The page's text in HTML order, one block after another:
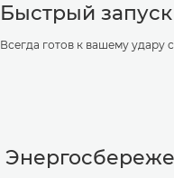
Быстрый запуск
Всегда готов к вашему удару